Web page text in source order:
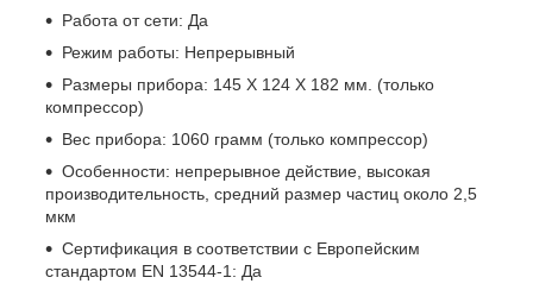
Работа от сети: Да
Режим работы: Непрерывный
Размеры прибора: 145 X 124 X 182 мм. (только
компрессор)
Вес прибора: 1060 грамм (только компрессор)
Особенности: непрерывное действие, высокая
производительность, средний размер частиц около 2,5
мкм
Сертификация в соответствии с Европейским
стандартом EN 13544-1: Да